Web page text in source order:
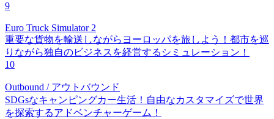
9
Euro Truck Simulator 2
重要な貨物を輸送しながらヨーロッパを旅しよう！都市を巡
りながら独自のビジネスを経営するシミュレーション！
10
Outbound / アウトバウンド
SDGsなキャンピングカー生活！自由なカスタマイズで世界
を探索するアドベンチャーゲーム！